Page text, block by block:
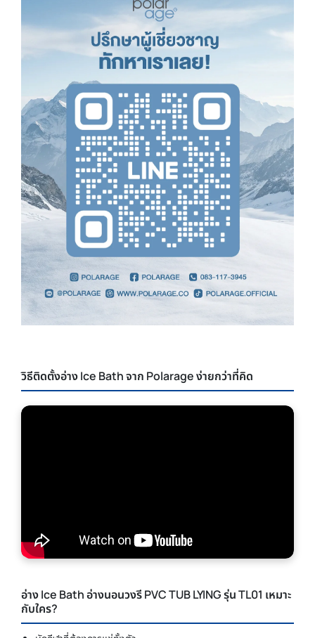
วิธีติดตั้งอ่าง Ice Bath จาก Polarage ง่ายกว่าที่คิด
อ่าง Ice Bath อ่างนอนวงรี PVC TUB LYING รุ่น TL01 เหมาะ
กับใคร?